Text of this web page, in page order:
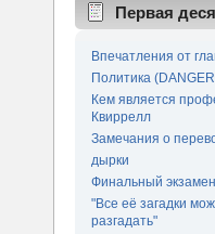
Первая
Впечатления от
Политика
Кем является
Квиррелл
Замечания о
дырки
Финальный
"Все её загадки
разгадать"